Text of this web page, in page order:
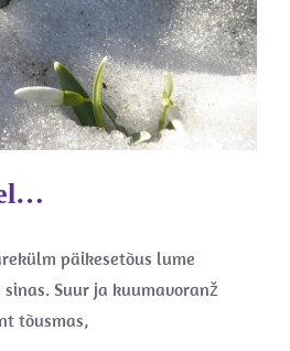
talve veel…
Uudised
päikesetõus lume
Suur ja kuumavoranž
tõusmas,